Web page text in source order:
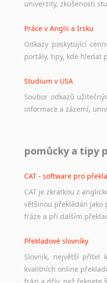
Nepálština
Nizozemština
Norština
Páli
Pandžábština
Portugalština
Romština
Rumunština
Sanskrt
Sinhalština
Somálština
Sóština
Srbština
univerzity, zkušenosti
Práce v Anglii a Irsku
Odkazy poskytující
portály, tipy, kde hledat
Studium v USA
Soubor odkazů
informace a zázemí,
Odkazy poskytující
Studium v Austrálii
Soubor odkazů
a zázemí, australské
Práce v Austrálii
Odkazy poskytující
hledat práci na
pomůcky a tipy
CAT - software pro
CAT je zkratkou z
většinou překládán jako
fráze a při dalším
Překladové slovníky
Slovník, největší přítel
kvalitních online